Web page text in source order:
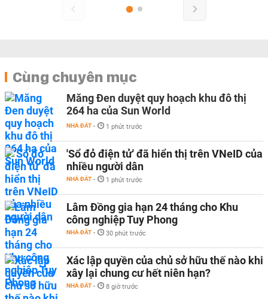
Cùng chuyên mục
Măng Đen duyệt quy hoạch khu đô thị
264 ha của Sun World
NHÀ ĐẤT - 1 phút trước
'Sổ đỏ điện tử' đã hiển thị trên VNeID của
nhiều người dân
NHÀ ĐẤT - 1 phút trước
Lâm Đồng gia hạn 24 tháng cho Khu
công nghiệp Tuy Phong
NHÀ ĐẤT - 30 phút trước
Xác lập quyền của chủ sở hữu thế nào khi
xây lại chung cư hết niên hạn?
NHÀ ĐẤT - 8 giờ trước